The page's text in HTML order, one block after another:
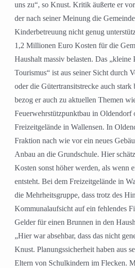
uns zu“, so Knust. Kritik äußerte er
der nach seiner Meinung die
Kinderbetreuung nicht genug
1,2 Millionen Euro Kosten für die
Haushalt massiv belasten. Das „kleine
Tourismus“ ist aus seiner Sicht durch
oder die Gütertransitstrecke auch stark
bezog er auch zu aktuellen Themen
Feuerwehrstützpunktbau in Oldendorf
Freizeitgelände in Wallensen. In
Fraktion nach wie vor ein neues
Anbau an die Grundschule. Hier
Kosten sonst höher werden, als wenn
entsteht. Bei dem Freizeitgelände in
die Mehrheitsgruppe, dass trotz des
Kommunalaufsicht auf ein fehlendes
Gelder für einen Brunnen in den
„Hier war absehbar, dass das nicht
Knust. Planungssicherheit haben aus
Eltern von Schulkindern im Flecken.